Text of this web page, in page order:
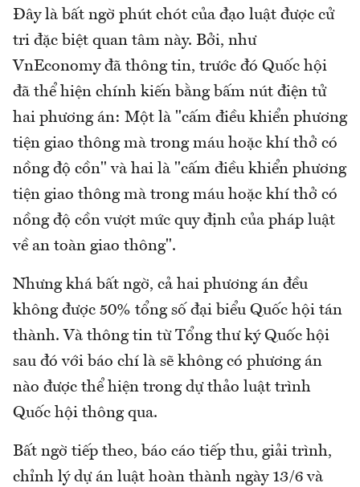
Đây là bất ngờ phút chót của đạo luật được cử
tri đặc biệt quan tâm này. Bởi, như
VnEconomy đã thông tin, trước đó Quốc hội
đã thể hiện chính kiến bằng bấm nút điện tử
hai phương án: Một là "cấm điều khiển phương
tiện giao thông mà trong máu hoặc khí thở có
nồng độ cồn" và hai là "cấm điều khiển phương
tiện giao thông mà trong máu hoặc khí thở có
nồng độ cồn vượt mức quy định của pháp luật
về an toàn giao thông".
Nhưng khá bất ngờ, cả hai phương án đều
không được 50% tổng số đại biểu Quốc hội tán
thành. Và thông tin từ Tổng thư ký Quốc hội
sau đó với báo chí là sẽ không có phương án
nào được thể hiện trong dự thảo luật trình
Quốc hội thông qua.
Bất ngờ tiếp theo, báo cáo tiếp thu, giải trình,
chỉnh lý dự án luật hoàn thành ngày 13/6 và